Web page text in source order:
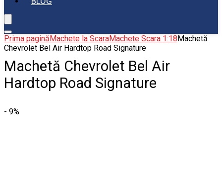
Prima paginăMachete la ScaraMachete Scara 1:18Machetă
Chevrolet Bel Air Hardtop Road Signature
Machetă Chevrolet Bel Air
Hardtop Road Signature
- 9%